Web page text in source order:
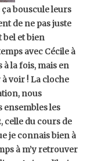
ça bouscule leurs
de ne pas juste
bel et bien
avec Cécile à
la fois, mais en
voir ! La cloche
nous
les
celle du cours de
je connais bien à
à m’y retrouver